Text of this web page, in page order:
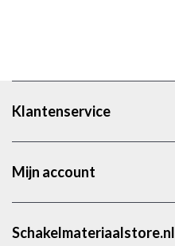
Klantenservice
Mijn account
Schakelmateriaalstore.nl